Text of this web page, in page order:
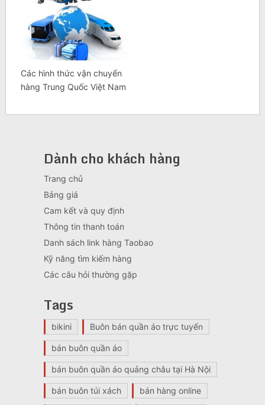
Các hình thức vận chuyển
hàng Trung Quốc Việt Nam
Dành cho khách hàng
Trang chủ
Bảng giá
Cam kết và quy định
Thông tin thanh toán
Danh sách link hàng Taobao
Kỹ năng tìm kiếm hàng
Các câu hỏi thường gặp
Tags
bikini Buôn bán quần áo trực tuyến
bán buôn quần áo
bán buôn quần áo quảng châu tại Hà Nội
bán buôn túi xách bán hàng online